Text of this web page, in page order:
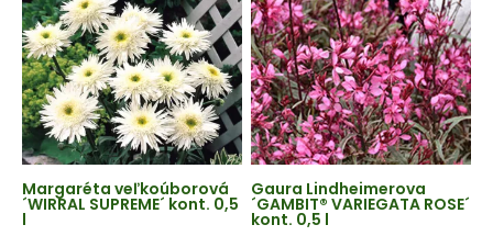
Margaréta veľkoúborová
´WIRRAL SUPREME´ kont. 0,5
l
Gaura Lindheimerova
´GAMBIT® VARIEGATA ROSE´
kont. 0,5 l